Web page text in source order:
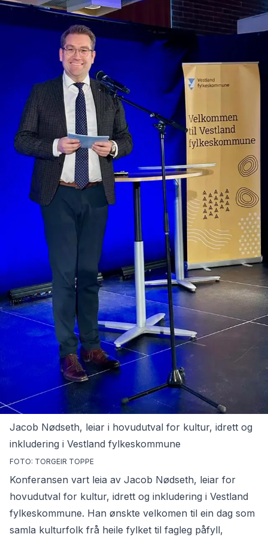
Jacob Nødseth, leiar i hovudutval for kultur, idrett og
inkludering i Vestland fylkeskommune
FOTO: TORGEIR TOPPE
Konferansen vart leia av Jacob Nødseth, leiar for
hovudutval for kultur, idrett og inkludering i Vestland
fylkeskommune. Han ønskte velkomen til ein dag som
samla kulturfolk frå heile fylket til fagleg påfyll,